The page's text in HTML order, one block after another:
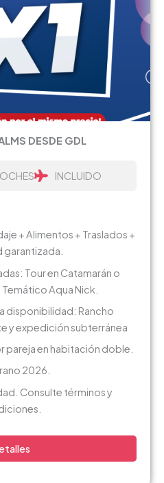
DESDE GDL
INCLUIDO
+ Alimentos + Traslados +
Tour en Catamarán o
Aqua Nick.
disponibilidad: Rancho
y expedición subterránea
pareja en habitación doble.
2026.
Consulte términos y